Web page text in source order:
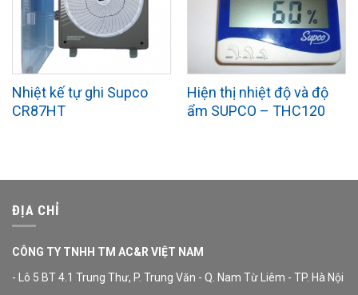
Nhiệt kế tự ghi Supco
CR87HT
Hiện thị nhiệt độ và độ
ẩm SUPCO – THC120
ĐỊA CHỈ
CÔNG TY TNHH TM AC&R VIỆT NAM
- Lô 5 BT 4.1 Trung Thư, P. Trung Văn - Q. Nam Từ Liêm - TP. Hà Nội